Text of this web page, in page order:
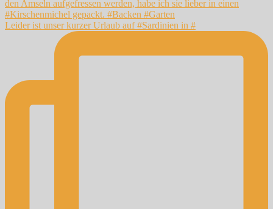
Leider ist unser kurzer Urlaub auf #Sardinien in #